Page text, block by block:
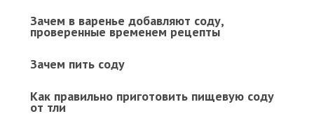
Зачем в варенье добавляют соду,
проверенные временем рецепты
Зачем пить соду
Как правильно приготовить пищевую соду
от тли